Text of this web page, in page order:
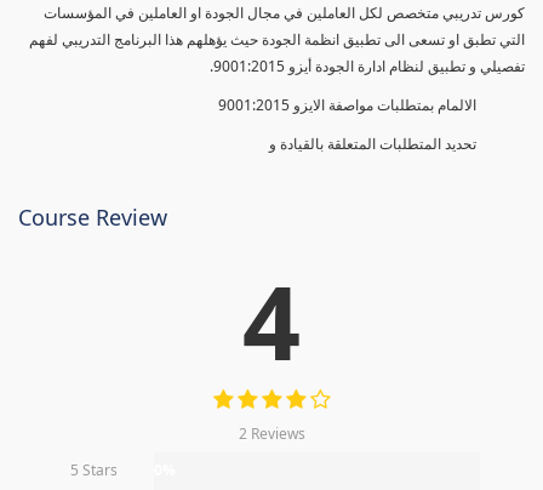
كورس تدريبي متخصص لكل العاملين في مجال الجودة او العاملين في المؤسسات
التي تطبق او تسعى الى تطبيق انظمة الجودة حيث يؤهلهم هذا البرنامج التدريبي لفهم
تفصيلي و تطبيق لنظام ادارة الجودة أيزو 9001:2015.
الالمام بمتطلبات مواصفة الايزو 9001:2015
تحديد المتطلبات المتعلقة بالقيادة و
Course Review
4
2 Reviews
5 Stars